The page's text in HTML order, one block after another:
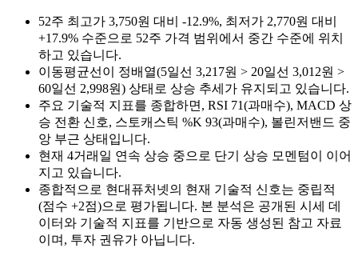
52주 최고가 3,750원 대비 -12.9%, 최저가 2,770원 대비
+17.9% 수준으로 52주 가격 범위에서 중간 수준에 위치
하고 있습니다.
이동평균선이 정배열(5일선 3,217원 > 20일선 3,012원 >
60일선 2,998원) 상태로 상승 추세가 유지되고 있습니다.
주요 기술적 지표를 종합하면, RSI 71(과매수), MACD 상
승 전환 신호, 스토캐스틱 %K 93(과매수), 볼린저밴드 중
앙 부근 상태입니다.
현재 4거래일 연속 상승 중으로 단기 상승 모멘텀이 이어
지고 있습니다.
종합적으로 현대퓨처넷의 현재 기술적 신호는 중립적
(점수 +2점)으로 평가됩니다. 본 분석은 공개된 시세 데
이터와 기술적 지표를 기반으로 자동 생성된 참고 자료
이며, 투자 권유가 아닙니다.